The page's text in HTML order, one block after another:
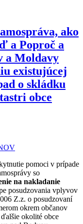
ako
a Poproč a
a Moldavy
existujúcej
o skládku
obce
pomoci v prípade
so
na nakladanie
posudzovania vplyvov
Z.z. o posudzovaní
okrem občanov
okolité obce